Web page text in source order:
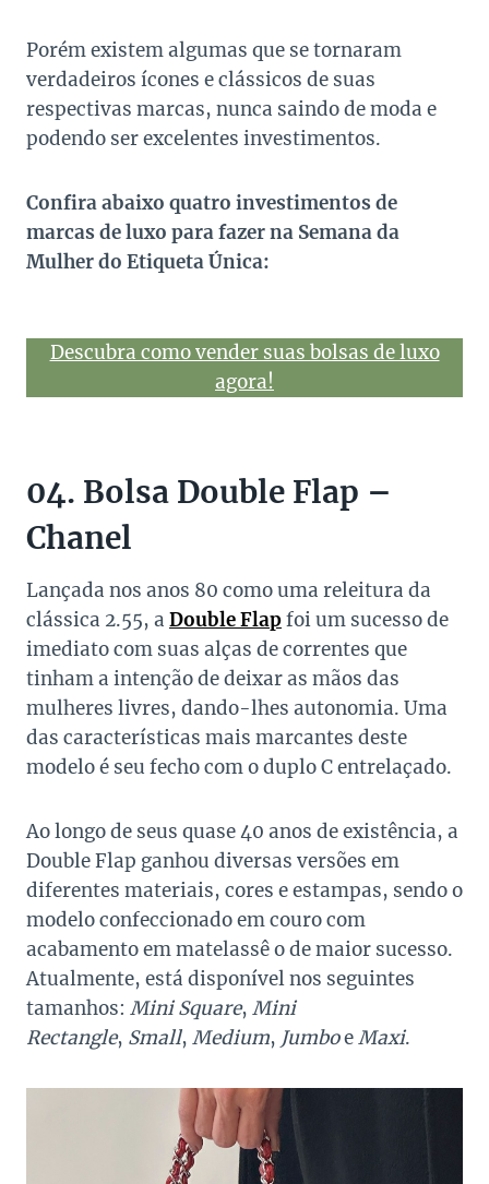
Porém existem algumas que se tornaram
verdadeiros ícones e clássicos de suas
respectivas marcas, nunca saindo de moda e
podendo ser excelentes investimentos.
Confira abaixo quatro investimentos de
marcas de luxo para fazer na Semana da
Mulher do Etiqueta Única:
Descubra como vender suas bolsas de luxo
agora!
04. Bolsa Double Flap –
Chanel
Lançada nos anos 80 como uma releitura da
clássica 2.55, a Double Flapfoi um sucesso de
imediato com suas alças de correntes que
tinham a intenção de deixar as mãos das
mulheres livres, dando-lhes autonomia. Uma
das características mais marcantes deste
modelo é seu fecho com o duplo C entrelaçado.
Ao longo de seus quase 40 anos de existência, a
Double Flap ganhou diversas versões em
diferentes materiais, cores e estampas, sendo o
modelo confeccionado em couro com
acabamento em matelassê o de maior sucesso.
Atualmente, está disponível nos seguintes
tamanhos: Mini Square, Mini
Rectangle, Small, Medium, JumboeMaxi.